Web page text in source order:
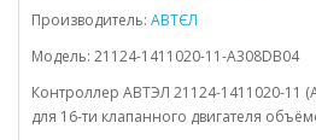
Производитель: АВТЄЛ
Модель: 21124-1411020-11-А308DB04
Контроллер АВТЭЛ 21124-1411020-11
для 16-ти клапанного двигателя